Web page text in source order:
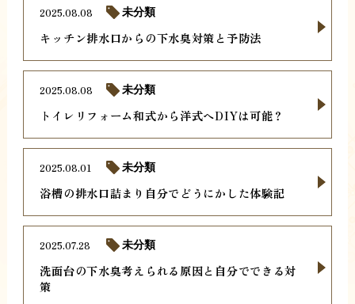
キッチン排水口からの下水臭対策と予防法
2025.08.08 未分類
トイレリフォーム和式から洋式へDIYは可能？
2025.08.08 未分類
浴槽の排水口詰まり自分でどうにかした体験記
2025.08.01 未分類
洗面台の下水臭考えられる原因と自分でできる対
策
2025.07.28 未分類